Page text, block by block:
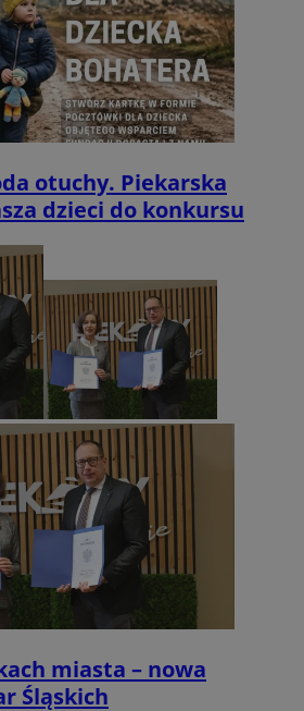
otuchy. Piekarska
dzieci do konkursu
miasta – nowa
Śląskich